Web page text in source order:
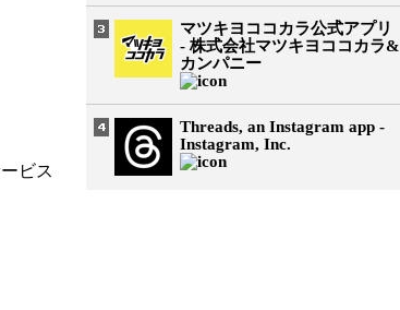
ビス
マツキヨココカラ公式アプリ
- 株式会社マツキヨココカラ&
カンパニー
Threads, an Instagram app -
Instagram, Inc.